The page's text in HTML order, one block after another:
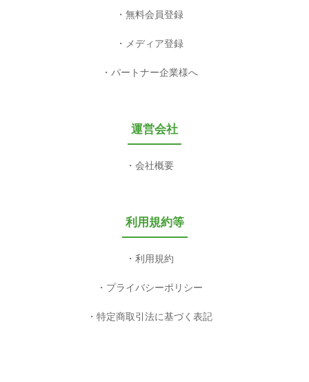
無料会員登録
メディア登録
パートナー企業様へ
運営会社
会社概要
利用規約等
利用規約
プライバシーポリシー
特定商取引法に基づく表記